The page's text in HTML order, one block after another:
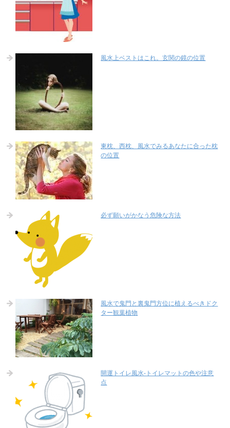
風水上ベストはこれ。玄関の鏡の位置
東枕、西枕、風水でみるあなたに合った枕
の位置
必ず願いがかなう危険な方法
風水で鬼門と裏鬼門方位に植えるべきドク
ター観葉植物
開運トイレ風水-トイレマットの色や注意
点